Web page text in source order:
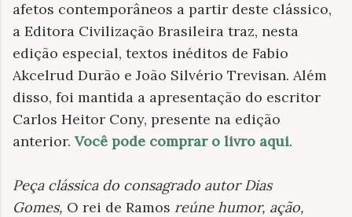
afetos contemporâneos a partir deste clássico,
a Editora Civilização Brasileira traz, nesta
edição especial, textos inéditos de Fabio
Akcelrud Durão e João Silvério Trevisan. Além
disso, foi mantida a apresentação do escritor
Carlos Heitor Cony, presente na edição
anterior. Você pode comprar o livro aqui.
Peça clássica do consagrado autor Dias
Gomes, O rei de Ramos reúne humor, ação,